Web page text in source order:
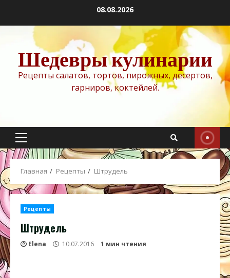
содержимому
08.08.2026
Шедевры кулинарии
Рецепты салатов, тортов, пирожных, десертов,
гарниров, коктейлей.
Основное
меню
Главная Рецепты Штрудель
Рецепты
Штрудель
Elena 10.07.2016 1 мин чтения